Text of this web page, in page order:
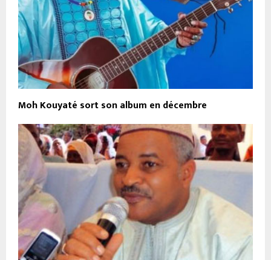
Moh Kouyaté sort son album en décembre